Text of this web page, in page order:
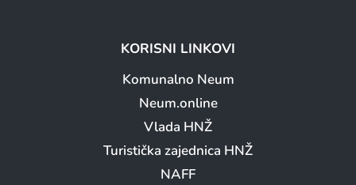
KORISNI LINKOVI
Komunalno Neum
Neum.online
Vlada HNŽ
Turistička zajednica HNŽ
NAFF